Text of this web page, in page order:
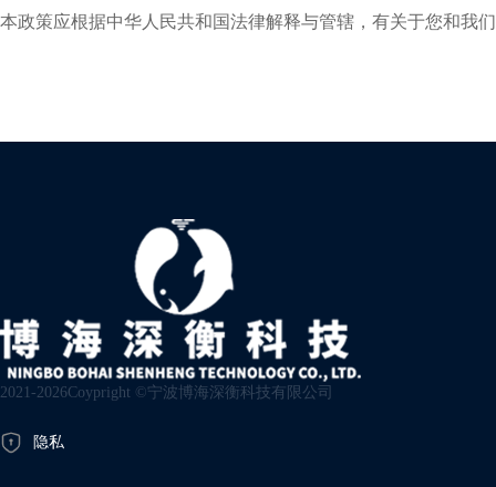
本政策应根据中华人民共和国法律解释与管辖，有关于您和我
2021-2026Coypright ©宁波博海深衡科技有限公司
隐私